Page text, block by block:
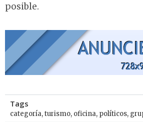
posible.
Tags
categoría,turismo, oficina, políticos,